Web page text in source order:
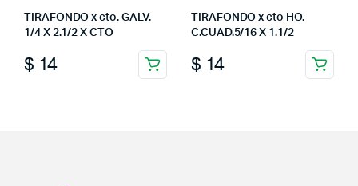
TIRAFONDO x cto. GALV.
1/4 X 2.1/2 X CTO
$ 14
TIRAFONDO x cto HO.
C.CUAD.5/16 X 1.1/2
$ 14